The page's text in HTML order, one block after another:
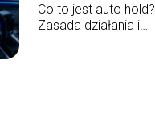
Co to jest auto hold?
Zasada działania i